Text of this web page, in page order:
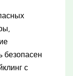
безопасен
с